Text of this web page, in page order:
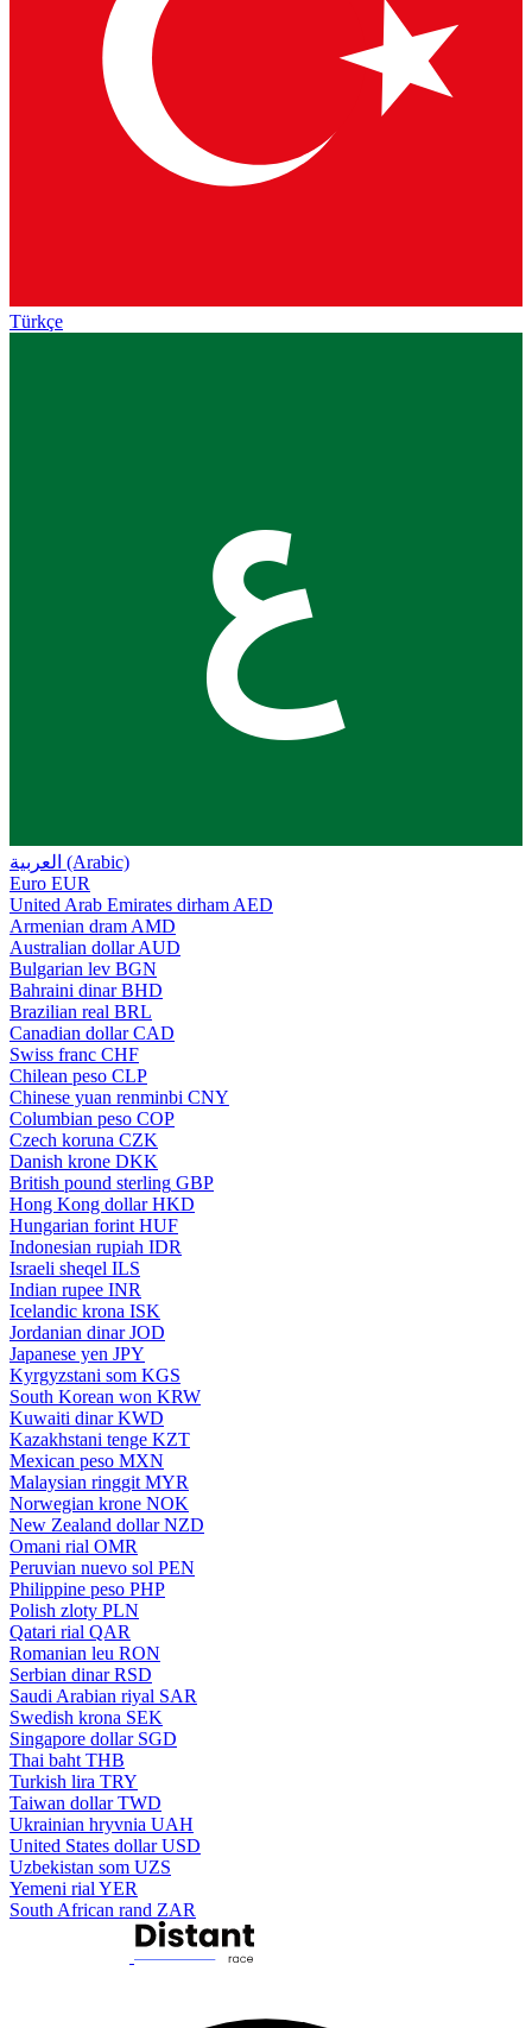
Türkçe
ع
العربية (Arabic)
Euro EUR
United Arab Emirates dirham AED
Armenian dram AMD
Australian dollar AUD
Bulgarian lev BGN
Bahraini dinar BHD
Brazilian real BRL
Canadian dollar CAD
Swiss franc CHF
Chilean peso CLP
Chinese yuan renminbi CNY
Columbian peso COP
Czech koruna CZK
Danish krone DKK
British pound sterling GBP
Hong Kong dollar HKD
Hungarian forint HUF
Indonesian rupiah IDR
Israeli sheqel ILS
Indian rupee INR
Icelandic krona ISK
Jordanian dinar JOD
Japanese yen JPY
Kyrgyzstani som KGS
South Korean won KRW
Kuwaiti dinar KWD
Kazakhstani tenge KZT
Mexican peso MXN
Malaysian ringgit MYR
Norwegian krone NOK
New Zealand dollar NZD
Omani rial OMR
Peruvian nuevo sol PEN
Philippine peso PHP
Polish zloty PLN
Qatari rial QAR
Romanian leu RON
Serbian dinar RSD
Saudi Arabian riyal SAR
Swedish krona SEK
Singapore dollar SGD
Thai baht THB
Turkish lira TRY
Taiwan dollar TWD
Ukrainian hryvnia UAH
United States dollar USD
Uzbekistan som UZS
Yemeni rial YER
South African rand ZAR